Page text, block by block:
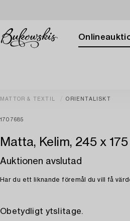
MATTOR & TEXTIL ORIENTALISKT
1707685
Matta, Kelim, 245 x
Auktionen avslutad
Har du ett liknande föremål du vill få
Obetydligt ytslitage.